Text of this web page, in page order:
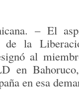
– El
la
al
en
en esa